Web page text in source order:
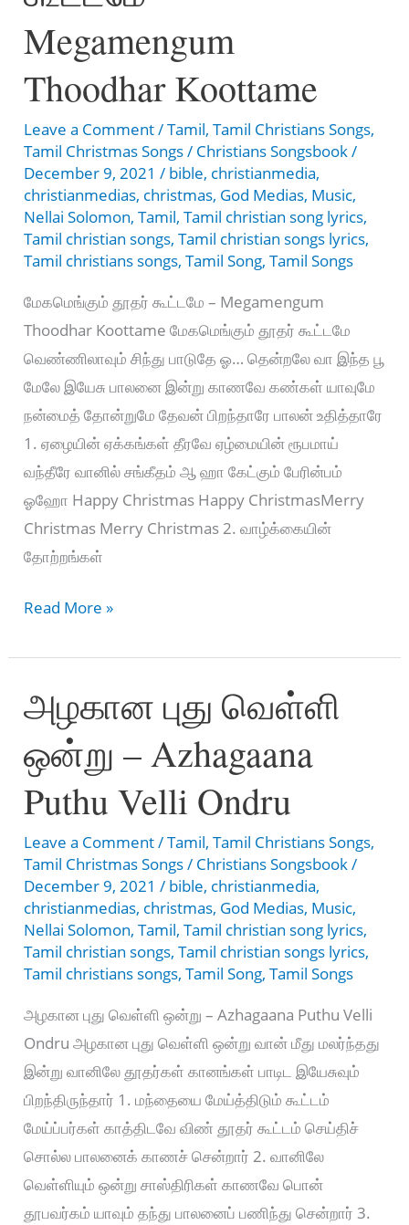
Yesu
Pirandhaare
Megamengum
Thoodhar Koottame
Leave a Comment/Tamil,Tamil Christians Songs,
Tamil Christmas Songs/ Christians Songsbook/
December 9, 2021/ bible, christianmedia,
christianmedias, christmas, God Medias, Music,
Nellai Solomon,Tamil,Tamil christian song lyrics,
Tamil christian songs,Tamil christian songs lyrics,
Tamil christians songs,Tamil Song,Tamil Songs
மேகமெங்கும் தூதர் கூட்டமே – Megamengum
Thoodhar Koottame மேகமெங்கும் தூதர் கூட்டமே
வெண்ணிலாவும் சிந்து பாடுதே ஓ… தென்றலே வா இந்த பூ
மேலே இயேசு பாலனை இன்று காணவே கண்கள் யாவுமே
நன்மைத் தோன்றுமே தேவன் பிறந்தாரே பாலன் உதித்தாரே
1. ஏழையின் ஏக்கங்கள் தீரவே ஏழ்மையின் ரூபமாய்
வந்தீரே வானில் சங்கீதம் ஆ ஹா கேட்கும் பேரின்பம்
ஓஹோ Happy Christmas Happy ChristmasMerry
Christmas Merry Christmas 2. வாழ்க்கையின்
தோற்றங்கள்
மேகமெங்கும்
கூட்டமே
–
Megamengum
Thoodhar
Koottame
Read More »
அழகான புது வெள்ளி
ஒன்று – Azhagaana
Puthu Velli Ondru
Leave a Comment/Tamil,Tamil Christians Songs,
Tamil Christmas Songs/ Christians Songsbook/
December 9, 2021/ bible, christianmedia,
christianmedias, christmas, God Medias, Music,
Nellai Solomon,Tamil,Tamil christian song lyrics,
Tamil christian songs,Tamil christian songs lyrics,
Tamil christians songs,Tamil Song,Tamil Songs
அழகான புது வெள்ளி ஒன்று – Azhagaana Puthu Velli
Ondru அழகான புது வெள்ளி ஒன்று வான் மீது மலர்ந்தது
இன்று வானிலே தூதர்கள் கானங்கள் பாடிட இயேசுவும்
பிறந்திருந்தார் 1. மந்தையை மேய்த்திடும் கூட்டம்
மேய்ப்பர்கள் காத்திடவே விண் தூதர் கூட்டம் செய்திச்
சொல்ல பாலனைக் காணச் சென்றார் 2. வானிலே
வெள்ளியும் ஒன்று சாஸ்திரிகள் காணவே பொன்
தூபவர்கம் யாவும் தந்து பாலனைப் பணிந்து சென்றார் 3.